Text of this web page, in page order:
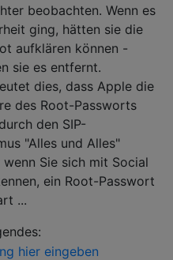
beobachten. Wenn es
ging, hätten sie die
aufklären können -
sie es entfernt.
dies, dass Apple die
des Root-Passworts
den SIP-
"Alles und Alles"
Sie sich mit Social
ein Root-Passwort
...